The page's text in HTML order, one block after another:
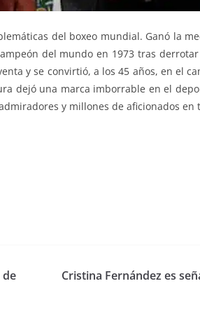
del boxeo mundial. Ganó la
del mundo en 1973 tras derrotar
y se convirtió, a los 45 años, en el
dejó una marca imborrable en el
y millones de aficionados en
Cristina Fernández es